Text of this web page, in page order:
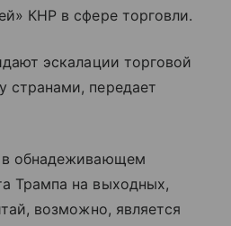
КНР в сфере торговли.
эскалации торговой
странами, передает
в обнадеживающем
Трампа на выходных,
возможно, является